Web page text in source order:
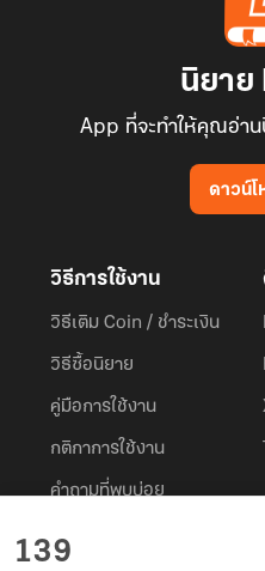
139
นิยาย
App ที่จะทำให้คุณอ่าน
ดาวน์
วิธีการใช้งาน
วิธีเติม Coin / ชำระเงิน
วิธีซื้อนิยาย
คู่มือการใช้งาน
กติกาการใช้งาน
คำถามที่พบบ่อย
© 2026
Dek-D.com ใช้คุกกี้เพื่อพัฒนาประสบการณ์